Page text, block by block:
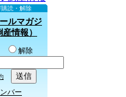
購読・解除
ルマガジ
情報）
解除
バー